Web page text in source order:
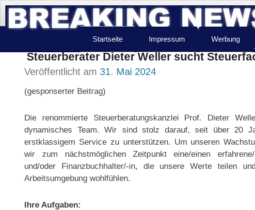
Startseite Impressum Werbung
Steuerberater Dieter Weller sucht
Veröffentlicht am 31. Mai 2024
(gesponserter Beitrag)
Die renommierte Steuerberatungskanzlei Prof. Dieter
dynamisches Team. Wir sind stolz darauf, seit über 20
erstklassigem Service zu unterstützen. Um unseren
wir zum nächstmöglichen Zeitpunkt eine/einen
und/oder Finanzbuchhalter/-in, die unsere Werte teilen
Arbeitsumgebung wohlfühlen.
Ihre Aufgaben: